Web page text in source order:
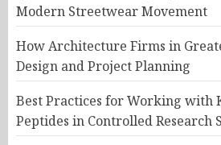
Modern Streetwear Movement
How Architecture Firms in
Design and Project Planning
Best Practices for Working with
Peptides in Controlled Research